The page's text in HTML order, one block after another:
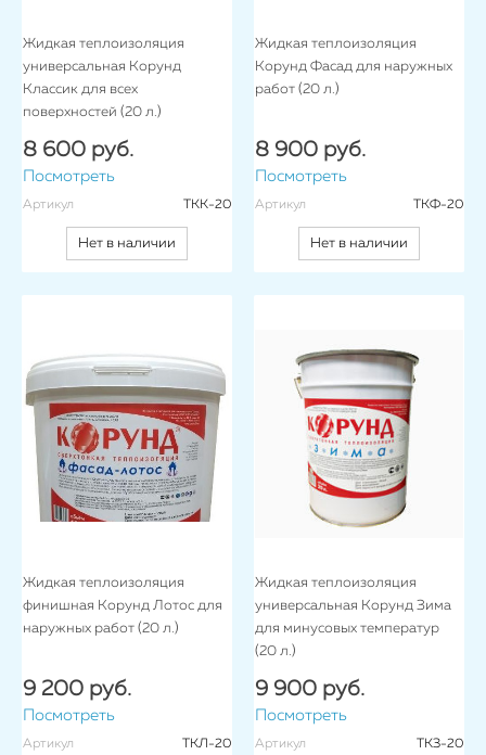
Жидкая теплоизоляция
универсальная Корунд
Классик для всех
поверхностей (20 л.)
8 600 руб.
Посмотреть
Артикул ТКК-20
Нет в наличии
Жидкая теплоизоляция
Корунд Фасад для наружных
работ (20 л.)
8 900 руб.
Посмотреть
Артикул ТКФ-20
Нет в наличии
Жидкая теплоизоляция
финишная Корунд Лотос для
наружных работ (20 л.)
9 200 руб.
Посмотреть
Артикул ТКЛ-20
Жидкая теплоизоляция
универсальная Корунд Зима
для минусовых температур
(20 л.)
9 900 руб.
Посмотреть
Артикул ТКЗ-20